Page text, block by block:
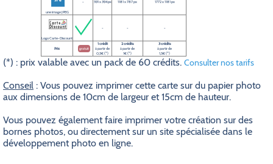
une image JPEG
- 591 x 394 px 1181 x 787 px 1772 x 1181 px
Logo Carte-Discount
- - -
Prix gratuit
1 crédit
à partir de
0,5€ (*)
2 crédits
à partir de
1€ (*)
3 crédits
à partir de
1,5€ (*)
(*) : prix valable avec un pack de 60 crédits. Consulter nos tarifs
Conseil : Vous pouvez imprimer cette carte sur du papier photo
aux dimensions de 10cm de largeur et 15cm de hauteur.
Vous pouvez également faire imprimer votre création sur des
bornes photos, ou directement sur un site spécialisée dans le
développement photo en ligne.